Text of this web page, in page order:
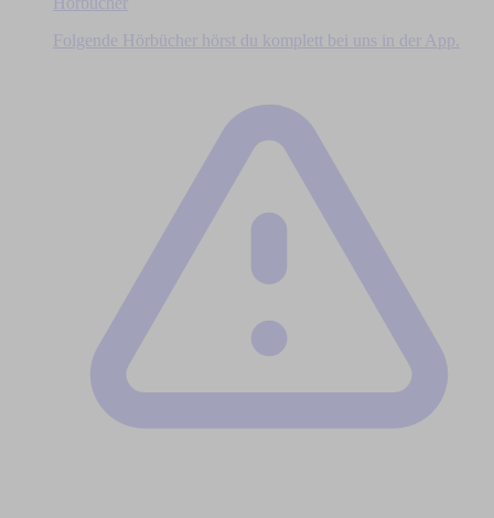
Folgende Hörbücher hörst du komplett bei uns in der App.